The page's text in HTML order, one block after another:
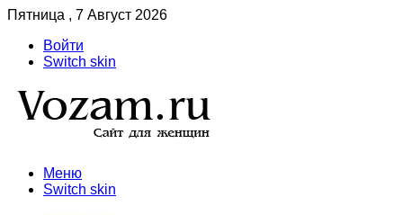
Пятница , 7 Август 2026
Войти
Switch skin
Меню
Switch skin